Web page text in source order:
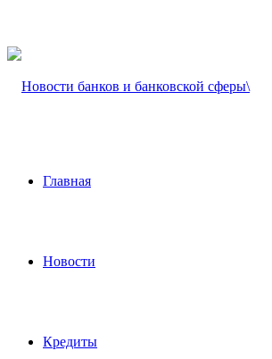
Главная
Новости
Кредиты